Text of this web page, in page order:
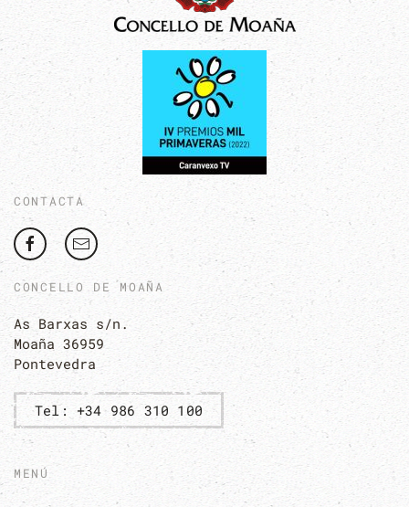
CONTACTA
CONCELLO DE MOAÑA
As Barxas s/n.
Moaña 36959
Pontevedra
Tel: +34 986 310 100
MENÚ